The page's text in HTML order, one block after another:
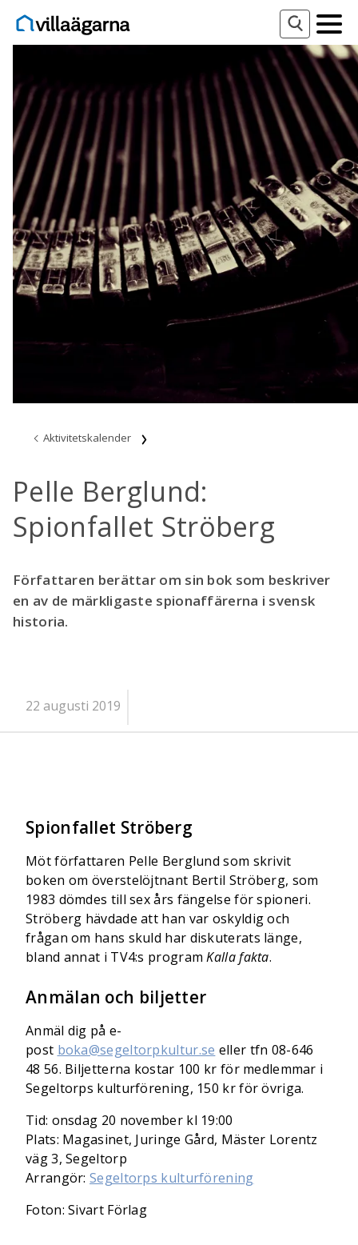
Aktivitetskalender
Pelle Berglund:
Spionfallet Ströberg
Författaren berättar om sin bok som beskriver
en av de märkligaste spionaffärerna i svensk
historia.
22 augusti 2019
Spionfallet Ströberg
Möt författaren Pelle Berglund som skrivit
boken om överstelöjtnant Bertil Ströberg, som
1983 dömdes till sex års fängelse för spioneri.
Ströberg hävdade att han var oskyldig och
frågan om hans skuld har diskuterats länge,
bland annat i TV4:s programKalla fakta.
Anmälan och biljetter
Anmäl dig på e-
post boka@segeltorpkultur.se eller tfn 08-646
48 56. Biljetterna kostar 100 kr för medlemmar i
Segeltorps kulturförening, 150 kr för övriga.
Tid: onsdag 20 november kl 19:00
Plats: Magasinet, Juringe Gård, Mäster Lorentz
väg 3, Segeltorp
Arrangör:Segeltorps kulturförening
Foton: Sivart Förlag